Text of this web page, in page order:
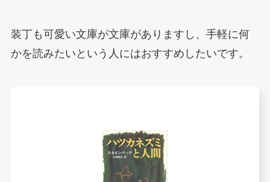
装丁も可愛い文庫が文庫がありますし、手軽に何
かを読みたいという人にはおすすめしたいです。